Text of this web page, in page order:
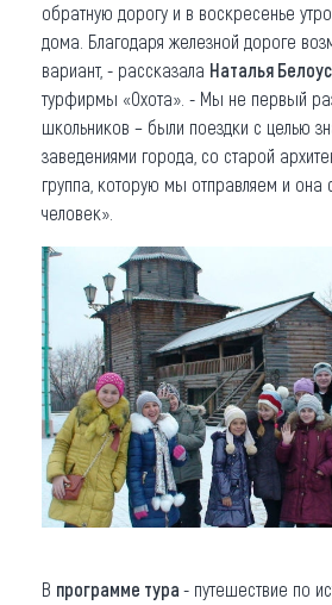
обратную дорогу и в воскресенье
дома. Благодаря железной дороге
вариант, - рассказала Наталья
турфирмы «Охота». - Мы не первый
школьников – были поездки с целью
заведениями города, со старой
группа, которую мы отправляем и
человек».
В программе тура - путешествие по